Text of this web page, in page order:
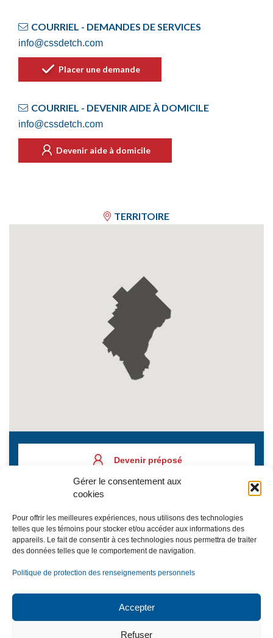
Gérer le consentement aux
cookies
Pour offrir les meilleures expériences, nous utilisons des technologies
telles que les témoins pour stocker et/ou accéder aux informations des
appareils. Le fait de consentir à ces technologies nous permettra de traiter
des données telles que le comportement de navigation.
Politique de protection des renseignements personnels
Accepter
Refuser
COURRIEL - DEMANDES DE SERVICES
info@cssdetch.com
Placer une demande
COURRIEL - DEVENIR AIDE À DOMICILE
info@cssdetch.com
Devenir aide à domicile
TERRITOIRE
Devenir préposé
Inscription à l’infolettre